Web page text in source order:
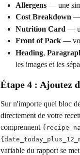
Allergens — une
Cost Breakdown —
Nutrition Card —
Front of Pack —
Heading,
les images et les
Étape 4 : Ajoutez
Sur n'importe quel bloc
directement de votre
comprennent
variable du rapport se